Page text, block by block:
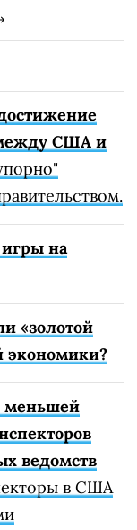
между США и
на
«золотой
экономики?
меньшей
ведомств
в США